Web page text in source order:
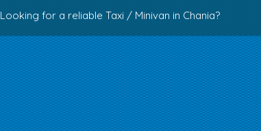
Looking for a reliable Taxi / Minivan in Chania?